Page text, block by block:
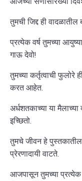
तुमची जिद्द ही
प्रत्येक वर्ष तुमच्या
गाऊ देवो!
तुमच्या कर्तृत्वाची फुलोरे
करत आहेत.
अर्धशतकाच्या या
इच्छितो.
तुमचे जीवन हे पुस्तकातील
प्रेरणादायी वाटते.
आजपासून तुमच्या प्रत्येक